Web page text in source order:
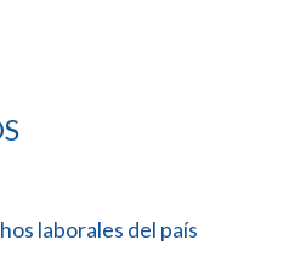
laborales del país